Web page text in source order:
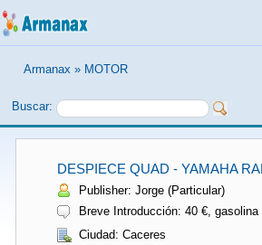
Armanax » MOTOR
Buscar:
DESPIECE QUAD - YAMAHA
Publisher: Jorge (Particular)
Breve Introducción: 40 €, gasolina
Ciudad: Caceres